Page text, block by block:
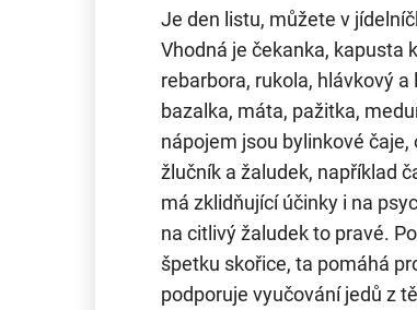
Je den listu, můžete v
Vhodná je čekanka, kapusta
rebarbora, rukola, hlávkový
bazalka, máta, pažitka,
nápojem jsou bylinkové
žlučník a žaludek, například
má zklidňující účinky i na
na citlivý žaludek to pravé.
špetku skořice, ta pomáhá
podporuje vyučování jedů z